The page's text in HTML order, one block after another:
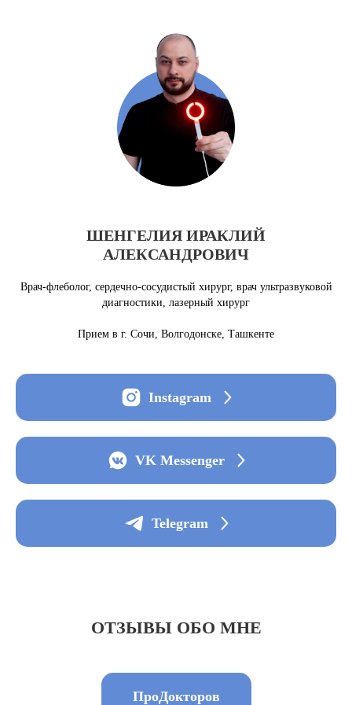
ШЕНГЕЛИЯ ИРАКЛИЙ
АЛЕКСАНДРОВИЧ
Врач-флеболог, сердечно-сосудистый хирург, врач ультразвуковой
диагностики, лазерный хирург
Прием в г. Сочи, Волгодонске, Ташкенте
Instagram
VK Messenger
Telegram
ОТЗЫВЫ ОБО МНЕ
ПроДокторов